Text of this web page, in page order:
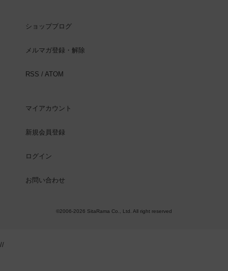
ショップブログ
メルマガ登録・解除
RSS / ATOM
マイアカウント
新規会員登録
ログイン
お問い合わせ
©2006-2026 SitaRama Co., Ltd. All right reserved
//